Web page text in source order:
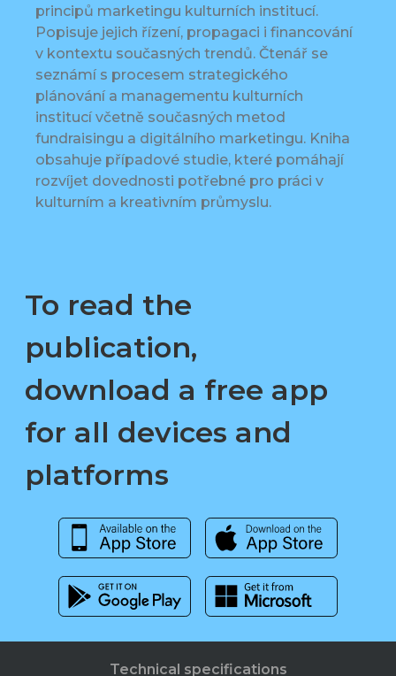
principů marketingu kulturních institucí.
Popisuje jejich řízení, propagaci i financování
v kontextu současných trendů. Čtenář se
seznámí s procesem strategického
plánování a managementu kulturních
institucí včetně současných metod
fundraisingu a digitálního marketingu. Kniha
obsahuje případové studie, které pomáhají
rozvíjet dovednosti potřebné pro práci v
kulturním a kreativním průmyslu.
To read the
publication,
download a free app
for all devices and
platforms
Technical specifications